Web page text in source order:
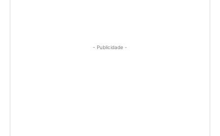
- Publicidade -